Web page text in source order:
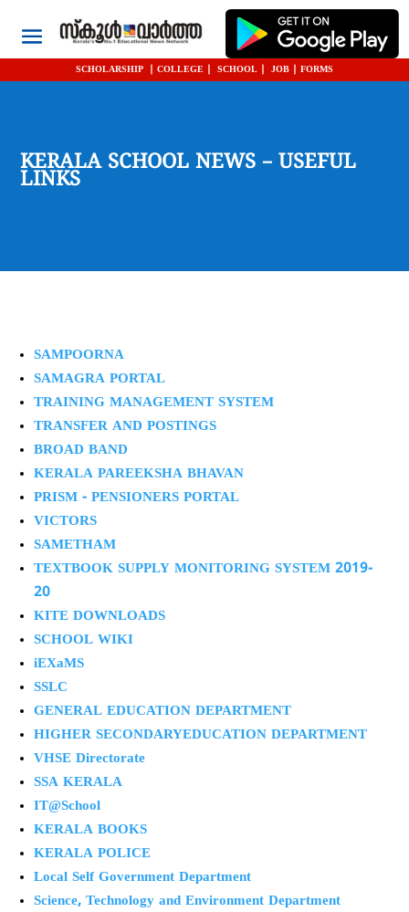
SCHOLARSHIP COLLEGE SCHOOL JOB FORMS
KERALA SCHOOL NEWS – USEFUL
LINKS
SAMPOORNA
SAMAGRA PORTAL
TRAINING MANAGEMENT SYSTEM
TRANSFER AND POSTINGS
BROAD BAND
KERALA PAREEKSHA BHAVAN
PRISM - PENSIONERS PORTAL
VICTORS
SAMETHAM
TEXTBOOK SUPPLY MONITORING SYSTEM 2019-
20
KITE DOWNLOADS
SCHOOL WIKI
iEXaMS
SSLC
GENERAL EDUCATION DEPARTMENT
HIGHER SECONDARYEDUCATION DEPARTMENT
VHSE Directorate
SSA KERALA
IT@School
KERALA BOOKS
KERALA POLICE
Local Self Government Department
Science, Technology and Environment Department